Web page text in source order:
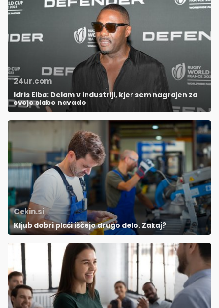
24ur.com
Idris Elba: Delam v industriji, kjer sem nagrajen za
svoje slabe navade
Cekin.si
Kljub dobri plači iščejo drugo delo. Zakaj?